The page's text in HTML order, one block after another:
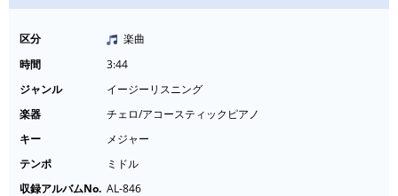
区分
楽曲
時間
3:44
ジャンル
イージーリスニング
楽器
チェロ/アコースティックピアノ
キー
メジャー
テンポ
ミドル
収録アルバムNo. AL-846